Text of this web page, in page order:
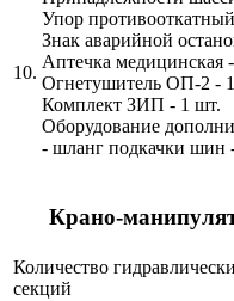
10.
Упор
Знак аварийной
Аптечка медицинская
Огнетушитель ОП-2 -
Комплект ЗИП - 1 шт.
Оборудование
- шланг подкачки шин
Крано-
Количество
секций